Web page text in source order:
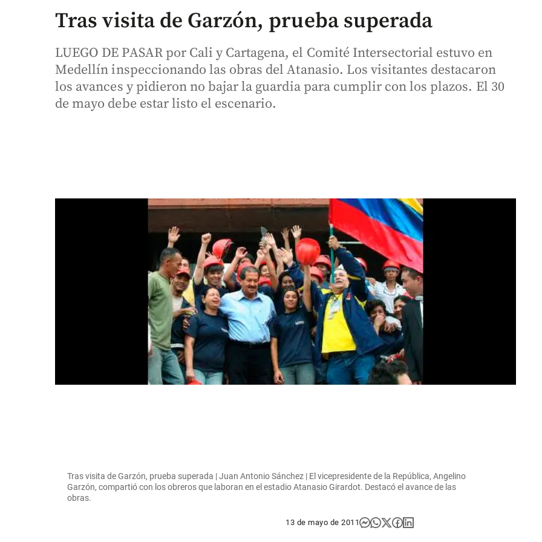
Tras visita de Garzón, prueba superada
LUEGO DE PASAR por Cali y Cartagena, el Comité Intersectorial estuvo en
Medellín inspeccionando las obras del Atanasio. Los visitantes destacaron
los avances y pidieron no bajar la guardia para cumplir con los plazos. El 30
de mayo debe estar listo el escenario.
Tras visita de Garzón, prueba superada | Juan Antonio Sánchez | El vicepresidente de la República, Angelino
Garzón, compartió con los obreros que laboran en el estadio Atanasio Girardot. Destacó el avance de las
obras.
13 de mayo de 2011